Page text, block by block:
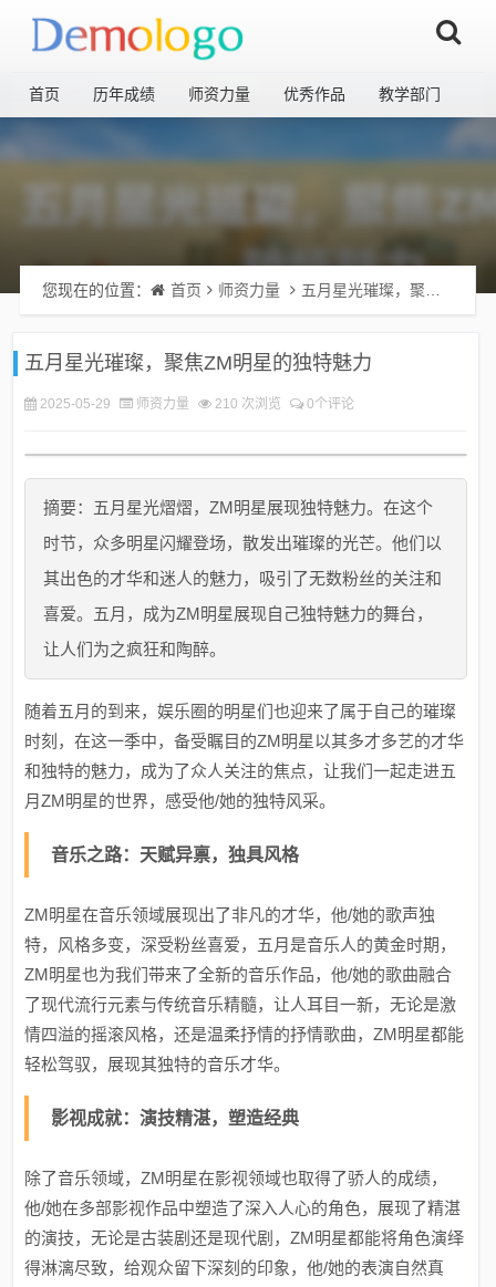
首页 历年成绩 师资力量 优秀作品 教学部门
您现在的位置： 首页 师资力量 五月星光璀璨，聚焦ZM明星的独特魅力
五月星光璀璨，聚焦ZM明星的独特魅力
2025-05-29 师资力量 210 次浏览 0个评论
摘要：五月星光熠熠，ZM明星展现独特魅力。在这个
时节，众多明星闪耀登场，散发出璀璨的光芒。他们以
其出色的才华和迷人的魅力，吸引了无数粉丝的关注和
喜爱。五月，成为ZM明星展现自己独特魅力的舞台，
让人们为之疯狂和陶醉。
随着五月的到来，娱乐圈的明星们也迎来了属于自己的璀璨
时刻，在这一季中，备受瞩目的ZM明星以其多才多艺的才华
和独特的魅力，成为了众人关注的焦点，让我们一起走进五
月ZM明星的世界，感受他/她的独特风采。
音乐之路：天赋异禀，独具风格
ZM明星在音乐领域展现出了非凡的才华，他/她的歌声独
特，风格多变，深受粉丝喜爱，五月是音乐人的黄金时期，
ZM明星也为我们带来了全新的音乐作品，他/她的歌曲融合
了现代流行元素与传统音乐精髓，让人耳目一新，无论是激
情四溢的摇滚风格，还是温柔抒情的抒情歌曲，ZM明星都能
轻松驾驭，展现其独特的音乐才华。
影视成就：演技精湛，塑造经典
除了音乐领域，ZM明星在影视领域也取得了骄人的成绩，
他/她在多部影视作品中塑造了深入人心的角色，展现了精湛
的演技，无论是古装剧还是现代剧，ZM明星都能将角色演绎
得淋漓尽致，给观众留下深刻的印象，他/她的表演自然真